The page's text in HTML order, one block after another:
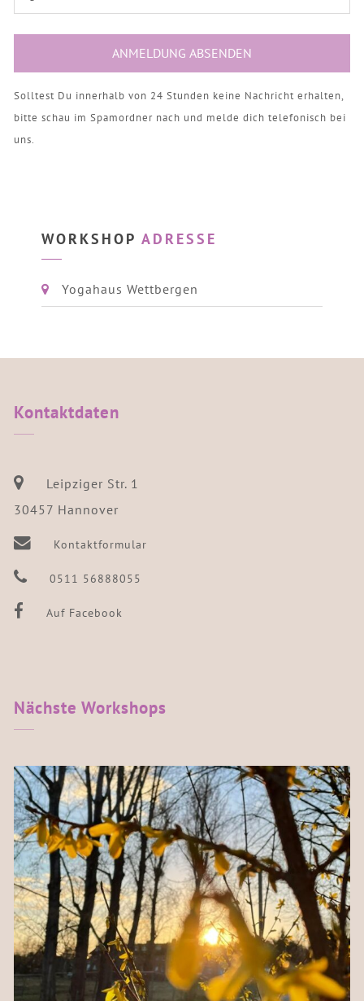
Solltest Du innerhalb von 24 Stunden keine Nachricht erhalten,
bitte schau im Spamordner nach und melde dich telefonisch bei
uns.
WORKSHOP ADRESSE
Yogahaus Wettbergen
Kontaktdaten
Leipziger Str. 1
30457 Hannover
Kontaktformular
0511 56888055
Auf Facebook
Nächste Workshops